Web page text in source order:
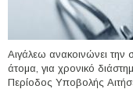
Αιγάλεω ανακοινώνει
άτομα, για χρονικό
Περίοδος Υποβολής